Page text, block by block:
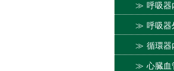
呼吸器
呼吸器
循環器
心臓血